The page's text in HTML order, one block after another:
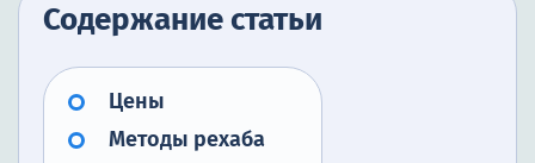
Содержание статьи
Цены
Методы рехаба